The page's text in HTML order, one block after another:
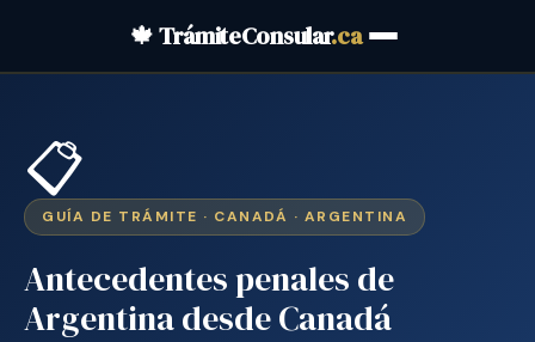
🍁 TrámiteConsular.ca
📋
GUÍA DE TRÁMITE · CANADÁ · ARGENTINA
Antecedentes penales de
Argentina desde Canadá